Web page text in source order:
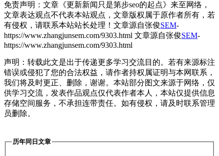
免责声明：文章《更新新闻只是第步seo的起点》来至网络，
文章表达观点不代表本站观点，文章版权属于原作者所有，若
有侵权，请联系本站站长处理！ 文章源自张俊SEM-
https://www.zhangjunsem.com/9303.html 文章源自张俊SEM-
https://www.zhangjunsem.com/9303.html
声明：转载此文是出于传递更多学习交流目的。若有来源标注
错误或侵犯了您的合法权益，请作者持权属证明与本网联系，
我们将及时更正、删除，谢谢。本站部分图文来源于网络，仅
供学习交流，发表作品观点仅代表作者本人，本站仅提供信息
存储空间服务，不承担连带责任。如有侵权，请及时联系管理
员删除。
历年同日文章